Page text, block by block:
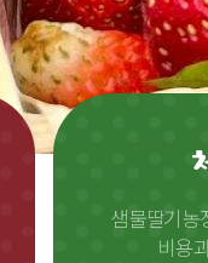
샘물딸기농
비용